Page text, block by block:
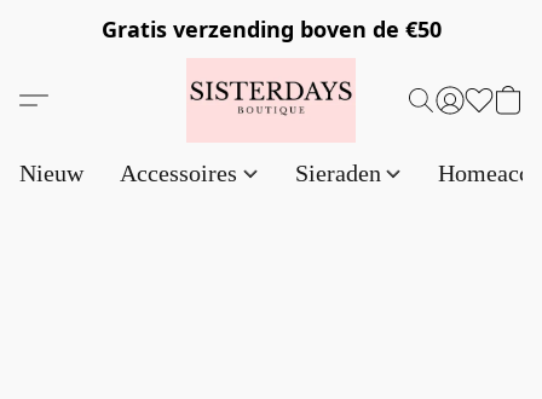
Gratis verzending boven de €50
Nieuw Accessoires Sieraden